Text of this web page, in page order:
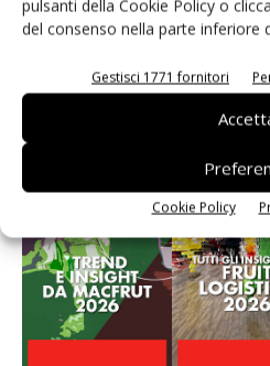
pulsanti della Cookie Policy o
del consenso nella parte inferiore
Gestisci 1771 fornitori
Cookie Policy
E-magazine